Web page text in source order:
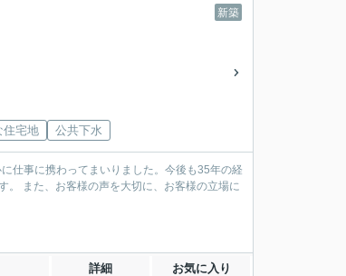
新築
住宅地 公共下水
仕事に携わってまいりました。今後も35年の経
。 また、お客様の声を大切に、お客様の立場に
詳細 お気に入り